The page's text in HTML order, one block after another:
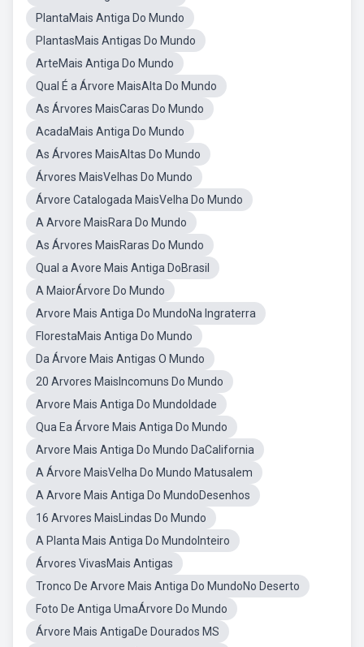
PlantaMais Antiga Do Mundo
PlantasMais Antigas Do Mundo
ArteMais Antiga Do Mundo
Qual É a Árvore MaisAlta Do Mundo
As Árvores MaisCaras Do Mundo
AcadaMais Antiga Do Mundo
As Árvores MaisAltas Do Mundo
Árvores MaisVelhas Do Mundo
Árvore Catalogada MaisVelha Do Mundo
A Arvore MaisRara Do Mundo
As Árvores MaisRaras Do Mundo
Qual a Avore Mais Antiga DoBrasil
A MaiorÁrvore Do Mundo
Arvore Mais Antiga Do MundoNa Ingraterra
FlorestaMais Antiga Do Mundo
Da Árvore Mais Antigas O Mundo
20 Arvores MaisIncomuns Do Mundo
Arvore Mais Antiga Do MundoIdade
Qua Ea Árvore Mais Antiga Do Mundo
Arvore Mais Antiga Do Mundo DaCalifornia
A Árvore MaisVelha Do Mundo Matusalem
A Arvore Mais Antiga Do MundoDesenhos
16 Arvores MaisLindas Do Mundo
A Planta Mais Antiga Do MundoInteiro
Árvores VivasMais Antigas
Tronco De Arvore Mais Antiga Do MundoNo Deserto
Foto De Antiga UmaÁrvore Do Mundo
Árvore Mais AntigaDe Dourados MS